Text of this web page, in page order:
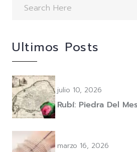
Ultimos Posts
julio 10, 2026
Rubí: Piedra Del
marzo 16, 2026